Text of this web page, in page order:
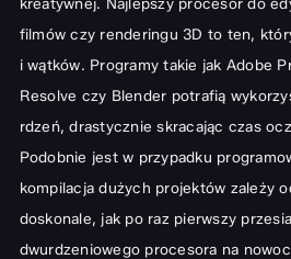
filmów czy renderingu 3D to ten,
i wątków. Programy takie jak Adobe
Resolve czy Blender potrafią
rdzeń, drastycznie skracając czas
Podobnie jest w przypadku
kompilacja dużych projektów zależy
doskonale, jak po raz pierwszy
dwurdzeniowego procesora na